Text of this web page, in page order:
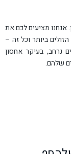
אנחנו מציעים לכם את
ביותר וכל זה –
נרחב, בעיקר אחסון
שלהם.